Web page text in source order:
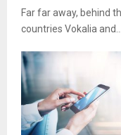
Far far away, behind
countries Vokalia and...